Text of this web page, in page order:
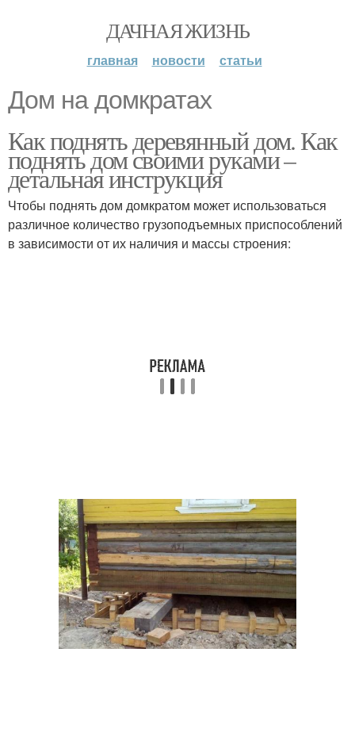
ДАЧНАЯ ЖИЗНЬ
главная новости статьи
Дом на домкратах
Как поднять деревянный дом. Как
поднять дом своими руками –
детальная инструкция
Чтобы поднять дом домкратом может использоваться
различное количество грузоподъемных приспособлений
в зависимости от их наличия и массы строения: